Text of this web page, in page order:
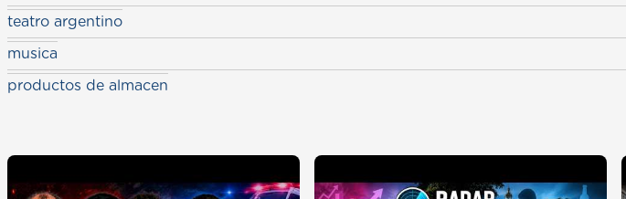
teatro argentino
musica
productos de almacen